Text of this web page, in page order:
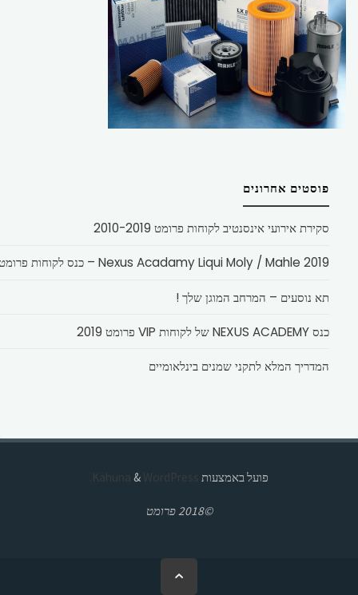
פוסטים אחרונים
סקירת אירועי אינסנטיב לקוחות פרומט 2010-2019
Nexus Acadamy Liqui Moly / Mahle 2019 – כנס לקוחות פרומט
תא נוסעים – המרחב המוגן שלך !
כנס NEXUS ACADEMY של לקוחות VIP פרומט 2019
המדריך המלא לתקני שמנים בינלאומיים
פועל באמצעות & WordPress.
©2018 פרומט
בחזרה